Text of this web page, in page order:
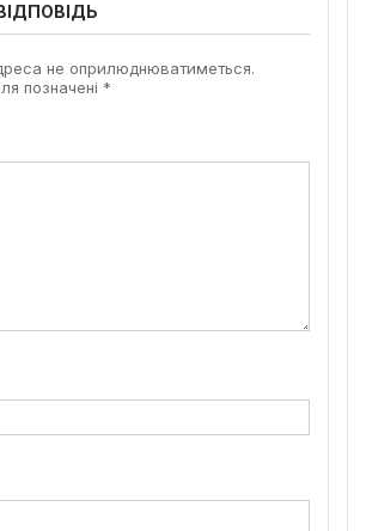
не оприлюднюватиметься.
позначені *